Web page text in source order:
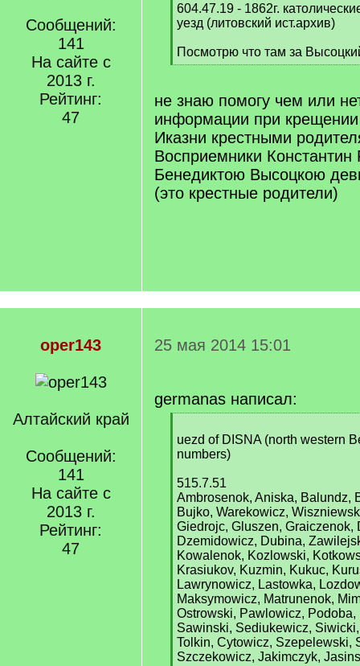
Сообщений:
141
На сайте с
2013 г.
Рейтинг:
47
q
]
604.47.19 - 1862г.
уезд (литовский ист.архив)
Посмотрю что там за
[
q
]
не знаю помогу чем или
информации при
Иказни крестными
Восприемники Константин
Бенедиктою Высоцкою
(это крестные родители)
oper143
Алтайский край
Сообщений:
141
На сайте с
2013 г.
Рейтинг:
47
25 мая 2014 15:01
germanas написал:
q
]
uezd of DISNA (north western
numbers)
515.7.51
Ambrosenok, Aniska, Balundz,
Bujko, Warekowicz,
Giedrojc, Gluszen, Graiczenok,
Dzemidowicz, Dubina,
Kowalenok, Kozlowski,
Krasiukov, Kuzmin, Kukuc,
Lawrynowicz, Lastowka,
Maksymowicz, Matrunenok,
Ostrowski, Pawlowicz,
Sawinski, Sediukewicz,
Tolkin, Cytowicz, Szepelewski,
Szczekowicz, Jakimczyk,